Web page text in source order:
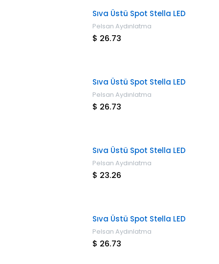
Sıva Üstü Spot Stella LED
Pelsan Aydınlatma
$ 26.73
Sıva Üstü Spot Stella LED
Pelsan Aydınlatma
$ 26.73
Sıva Üstü Spot Stella LED
Pelsan Aydınlatma
$ 23.26
Sıva Üstü Spot Stella LED
Pelsan Aydınlatma
$ 26.73